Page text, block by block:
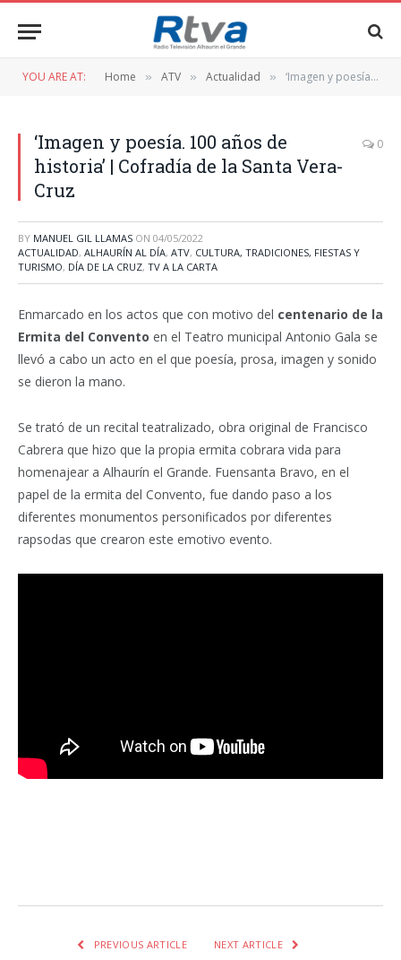
YOU ARE AT: Home » ATV » Actualidad » ‘Imagen y poesía. 100 años de historia’ | Cofradía de la Santa Vera-Cruz
‘Imagen y poesía. 100 años de
historia’ | Cofradía de la Santa Vera-
Cruz
0
BY MANUEL GIL LLAMAS ON 04/05/2022
ACTUALIDAD, ALHAURÍN AL DÍA, ATV, CULTURA, TRADICIONES, FIESTAS Y
TURISMO, DÍA DE LA CRUZ, TV A LA CARTA
Enmarcado en los actos que con motivo del centenario de la
Ermita del Convento en el Teatro municipal Antonio Gala se
llevó a cabo un acto en el que poesía, prosa, imagen y sonido
se dieron la mano.
Se trató de un recital teatralizado, obra original de Francisco
Cabrera que hizo que la propia ermita cobrara vida para
homenajear a Alhaurín el Grande. Fuensanta Bravo, en el
papel de la ermita del Convento, fue dando paso a los
diferentes monumentos personificados por diferentes
rapsodas que crearon este emotivo evento.
PREVIOUS ARTICLE NEXT ARTICLE